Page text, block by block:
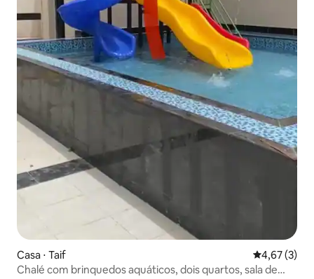
Casa ⋅ Taif 4,67 de
4,67 (3)
Chalé com brinquedos aquáticos, dois quartos, sala de